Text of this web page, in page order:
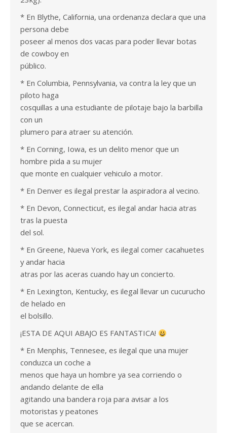
* En Blythe, California, una ordenanza declara que una
persona debe
poseer al menos dos vacas para poder llevar botas
de cowboy en
público.
* En Columbia, Pennsylvania, va contra la ley que un
piloto haga
cosquillas a una estudiante de pilotaje bajo la barbilla
con un
plumero para atraer su atención.
* En Corning, Iowa, es un delito menor que un
hombre pida a su mujer
que monte en cualquier vehiculo a motor.
* En Denver es ilegal prestar la aspiradora al vecino.
* En Devon, Connecticut, es ilegal andar hacia atras
tras la puesta
del sol.
* En Greene, Nueva York, es ilegal comer cacahuetes
y andar hacia
atras por las aceras cuando hay un concierto.
* En Lexington, Kentucky, es ilegal llevar un cucurucho
de helado en
el bolsillo.
¡ESTA DE AQUI ABAJO ES FANTASTICA!
* En Menphis, Tennesee, es ilegal que una mujer
conduzca un coche a
menos que haya un hombre ya sea corriendo o
andando delante de ella
agitando una bandera roja para avisar a los
motoristas y peatones
que se acercan.